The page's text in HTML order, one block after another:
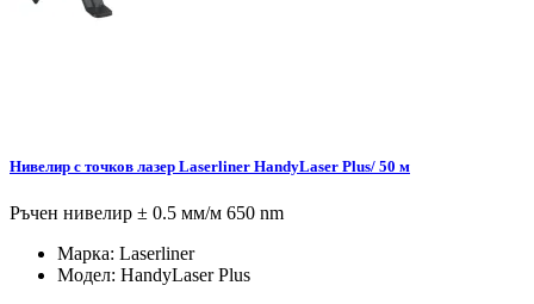
Нивелир с точков лазер Laserliner HandyLaser Plus/ 50 м
Ръчен нивелир ± 0.5 мм/м 650 nm
Марка: Laserliner
Модел: HandyLaser Plus